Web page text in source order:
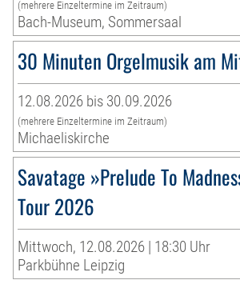
(mehrere Einzeltermine im Zeitraum)
Bach-Museum, Sommersaal
30 Minuten Orgelmusik am
12.08.2026 bis 30.09.2026
(mehrere Einzeltermine im Zeitraum)
Michaeliskirche
Savatage »Prelude To
Tour 2026
Mittwoch, 12.08.2026 | 18:30 Uhr
Parkbühne Leipzig